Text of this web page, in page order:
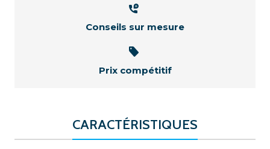
Conseils sur mesure
Prix compétitif
CARACTÉRISTIQUES